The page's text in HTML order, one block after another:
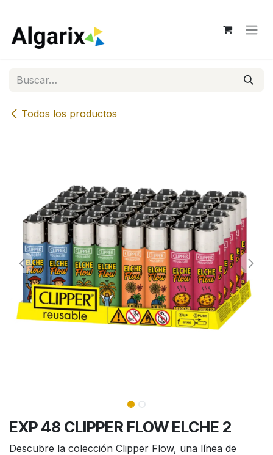
Todos los productos
EXP 48 CLIPPER FLOW ELCHE 2
Descubre la colección Clipper Flow, una línea de